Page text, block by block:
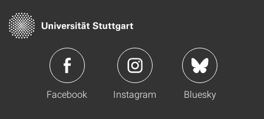
Facebook Instagram Bluesky